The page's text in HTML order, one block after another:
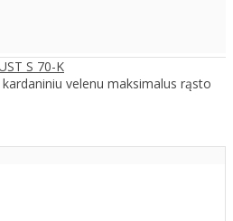
S 70-K
velenu maksimalus rąsto